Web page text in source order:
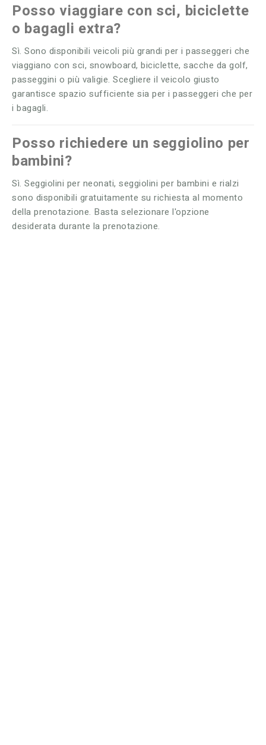
Posso viaggiare con sci, biciclette
o bagagli extra?
Sì. Sono disponibili veicoli più grandi per i passeggeri che
viaggiano con sci, snowboard, biciclette, sacche da golf,
passeggini o più valigie. Scegliere il veicolo giusto
garantisce spazio sufficiente sia per i passeggeri che per
i bagagli.
Posso richiedere un seggiolino per
bambini?
Sì. Seggiolini per neonati, seggiolini per bambini e rialzi
sono disponibili gratuitamente su richiesta al momento
della prenotazione. Basta selezionare l'opzione
desiderata durante la prenotazione.